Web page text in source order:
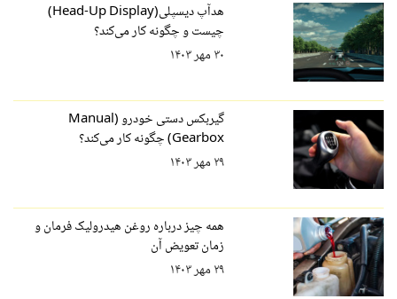
هدآپ دیسپلی(Head-Up Display)
چیست و چگونه کار می‌کند؟
۳۰ مهر ۱۴۰۳
گیربکس دستی خودرو (Manual
Gearbox) چگونه کار می‌کند؟
۲۹ مهر ۱۴۰۳
همه چیز درباره روغن هیدرولیک فرمان و
زمان تعویض آن
۲۹ مهر ۱۴۰۳